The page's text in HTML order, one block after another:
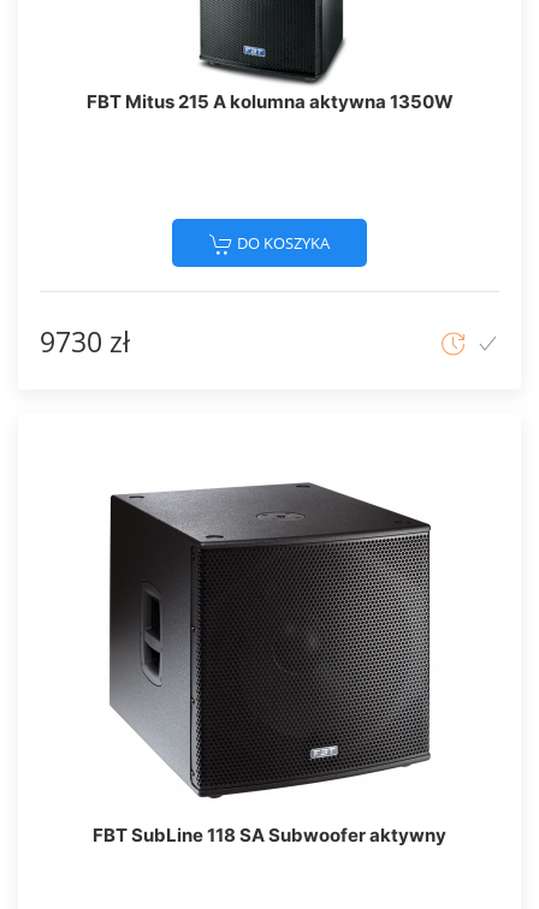
FBT Mitus 215 A kolumna aktywna 1350W
DO KOSZYKA
9730 zł
FBT SubLine 118 SA Subwoofer aktywny